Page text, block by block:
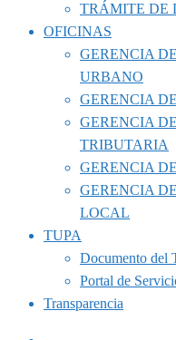
TRÁMITE DE
OFICINAS
GERENCIA
URBANO
GERENCIA
GERENCIA
TRIBUTARIA
GERENCIA
GERENCIA
LOCAL
TUPA
Documento del
Portal de
Transparencia